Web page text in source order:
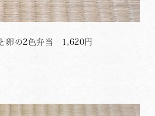
卵の2色弁当 1,620円